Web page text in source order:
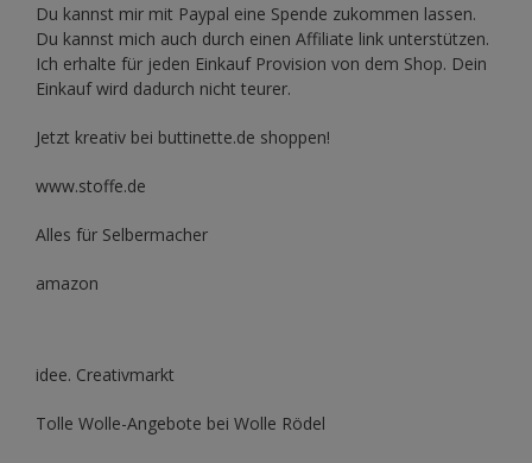
Du kannst mir mit Paypal eine Spende zukommen lassen.
Du kannst mich auch durch einen Affiliate link unterstützen.
Ich erhalte für jeden Einkauf Provision von dem Shop. Dein
Einkauf wird dadurch nicht teurer.
Jetzt kreativ bei buttinette.de shoppen!
www.stoffe.de
Alles für Selbermacher
amazon
idee. Creativmarkt
Tolle Wolle-Angebote bei Wolle Rödel